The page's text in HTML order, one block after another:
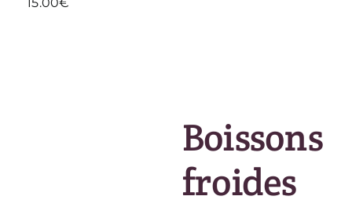
Boissons
froides